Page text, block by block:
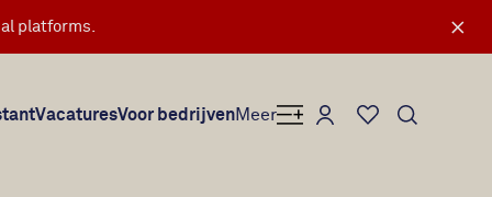
×
platforms.
VacaturesVoor bedrijvenMeer
Mijn Secretary Plus